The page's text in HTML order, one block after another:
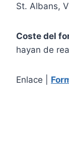
St. Albans,
Coste del
hayan de
Enlace |